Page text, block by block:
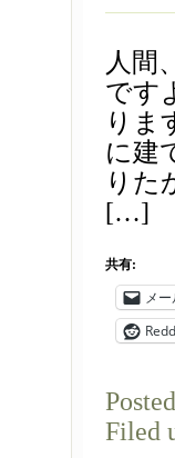
人間
です
りま
に建
りた
[…]
共有:
メ
Filed